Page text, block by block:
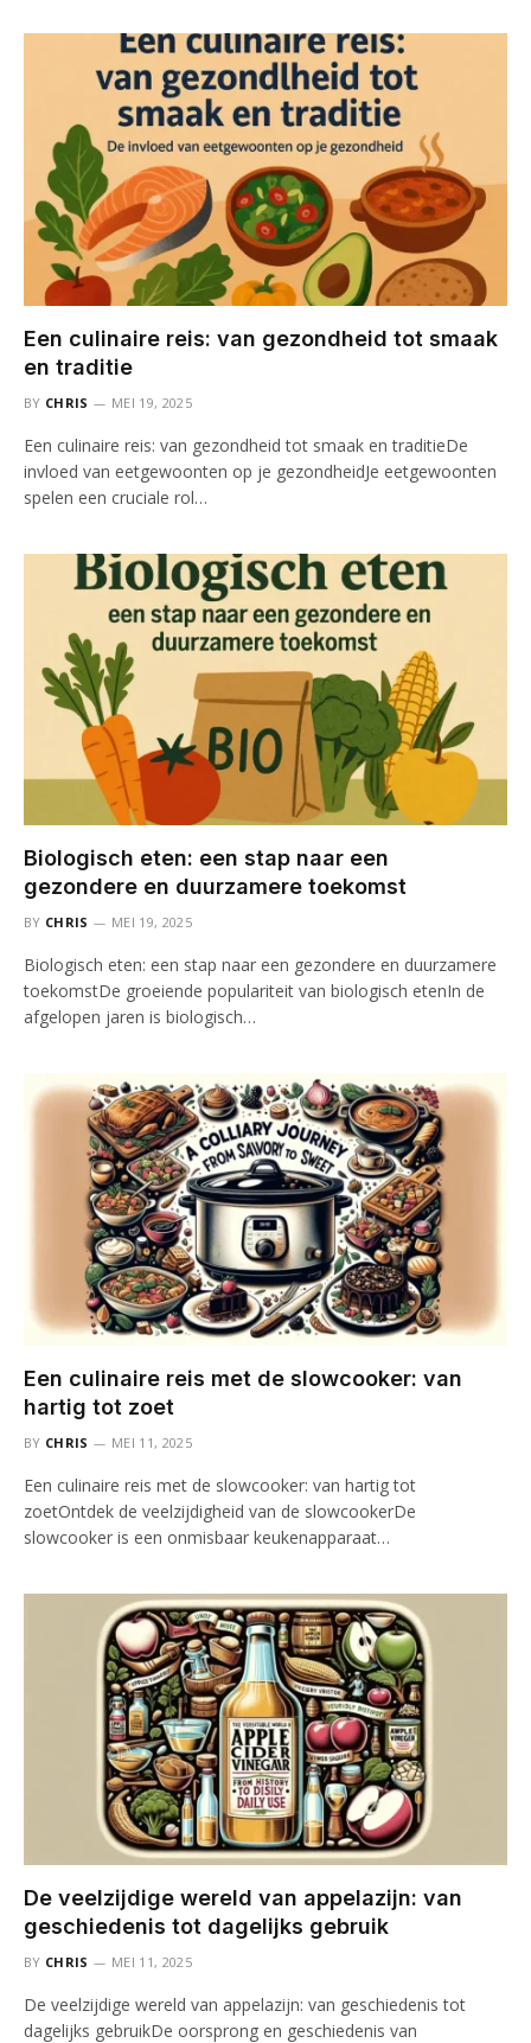
Een culinaire reis: van gezondheid tot smaak
en traditie
BY CHRIS MEI 19, 2025
Een culinaire reis: van gezondheid tot smaak en traditieDe
invloed van eetgewoonten op je gezondheidJe eetgewoonten
spelen een cruciale rol…
Biologisch eten: een stap naar een
gezondere en duurzamere toekomst
BY CHRIS MEI 19, 2025
Biologisch eten: een stap naar een gezondere en duurzamere
toekomstDe groeiende populariteit van biologisch etenIn de
afgelopen jaren is biologisch…
Een culinaire reis met de slowcooker: van
hartig tot zoet
BY CHRIS MEI 11, 2025
Een culinaire reis met de slowcooker: van hartig tot
zoetOntdek de veelzijdigheid van de slowcookerDe
slowcooker is een onmisbaar keukenapparaat…
De veelzijdige wereld van appelazijn: van
geschiedenis tot dagelijks gebruik
BY CHRIS MEI 11, 2025
De veelzijdige wereld van appelazijn: van geschiedenis tot
dagelijks gebruikDe oorsprong en geschiedenis van